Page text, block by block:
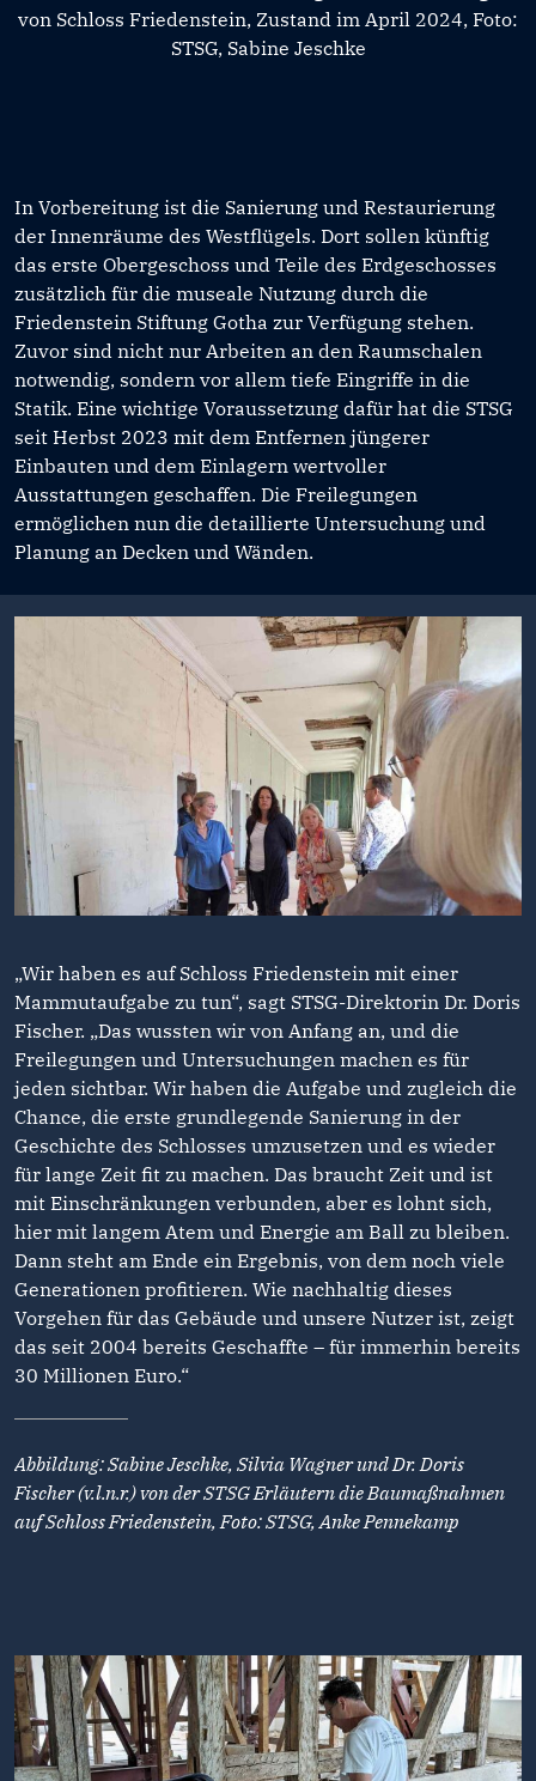
von Schloss Friedenstein, Zustand im April 2024, Foto:
STSG, Sabine Jeschke
In Vorbereitung ist die Sanierung und Restaurierung
der Innenräume des Westflügels. Dort sollen künftig
das erste Obergeschoss und Teile des Erdgeschosses
zusätzlich für die museale Nutzung durch die
Friedenstein Stiftung Gotha zur Verfügung stehen.
Zuvor sind nicht nur Arbeiten an den Raumschalen
notwendig, sondern vor allem tiefe Eingriffe in die
Statik. Eine wichtige Voraussetzung dafür hat die STSG
seit Herbst 2023 mit dem Entfernen jüngerer
Einbauten und dem Einlagern wertvoller
Ausstattungen geschaffen. Die Freilegungen
ermöglichen nun die detaillierte Untersuchung und
Planung an Decken und Wänden.
„Wir haben es auf Schloss Friedenstein mit einer
Mammutaufgabe zu tun“, sagt STSG-Direktorin Dr. Doris
Fischer. „Das wussten wir von Anfang an, und die
Freilegungen und Untersuchungen machen es für
jeden sichtbar. Wir haben die Aufgabe und zugleich die
Chance, die erste grundlegende Sanierung in der
Geschichte des Schlosses umzusetzen und es wieder
für lange Zeit fit zu machen. Das braucht Zeit und ist
mit Einschränkungen verbunden, aber es lohnt sich,
hier mit langem Atem und Energie am Ball zu bleiben.
Dann steht am Ende ein Ergebnis, von dem noch viele
Generationen profitieren. Wie nachhaltig dieses
Vorgehen für das Gebäude und unsere Nutzer ist, zeigt
das seit 2004 bereits Geschaffte – für immerhin bereits
30 Millionen Euro.“
Abbildung: Sabine Jeschke, Silvia Wagner und Dr. Doris
Fischer (v.l.n.r.) von der STSG Erläutern die Baumaßnahmen
auf Schloss Friedenstein, Foto: STSG, Anke Pennekamp